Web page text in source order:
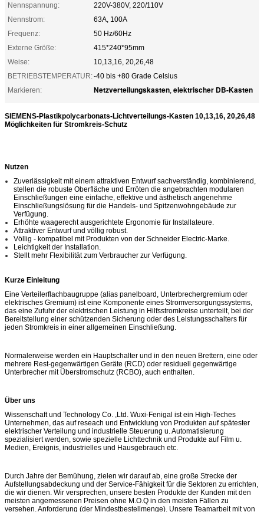
Nennspannung:
220V-380V, 220/110V
Nennstrom:
63A, 100A
Frequenz:
50 Hz/60Hz
Externe Größe:
415*240*95mm
Weise:
10,13,16, 20,26,48
BETRIEBSTEMPERATUR:-40 bis +80 Grade Celsius
Markieren:
Netzverteilungskasten, elektrischer DB-Kasten
SIEMENS-Plastikpolycarbonats-Lichtverteilungs-Kasten 10,13,16, 20,26,48
Möglichkeiten für Stromkreis-Schutz
Nutzen
Zuverlässigkeit mit einem attraktiven Entwurf sachverständig, kombinierend,
stellen die robuste Oberfläche und Erröten die angebrachten modularen
Einschließungen eine einfache, effektive und ästhetisch angenehme
Einschließungslösung für die Handels- und Spitzenwohngebäude zur
Verfügung.
Erhöhte waagerecht ausgerichtete Ergonomie für Installateure.
Attraktiver Entwurf und völlig robust.
Völlig - kompatibel mit Produkten von der Schneider Electric-Marke.
Leichtigkeit der Installation.
Stellt mehr Flexibilität zum Verbraucher zur Verfügung.
Kurze Einleitung
Eine Verteilerflachbaugruppe (alias panelboard, Unterbrechergremium oder
elektrisches Gremium) ist eine Komponente eines Stromversorgungssystems,
das eine Zufuhr der elektrischen Leistung in Hilfsstromkreise unterteilt, bei der
Bereitstellung einer schützenden Sicherung oder des Leistungsschalters für
jeden Stromkreis in einer allgemeinen Einschließung.
Normalerweise werden ein Hauptschalter und in den neuen Brettern, eine oder
mehrere Rest-gegenwärtigen Geräte (RCD) oder residuell gegenwärtige
Unterbrecher mit Überstromschutz (RCBO), auch enthalten.
Über uns
Wissenschaft und Technology Co. ,Ltd. Wuxi-Fenigal ist ein High-Teches
Unternehmen, das auf reseach und Entwicklung von Produkten auf spätester
elektrischer Verteilung und industrielle Steuerung u. Automatisierung
spezialisiert werden, sowie spezielle Lichttechnik und Produkte auf Film u.
Medien, Ereignis, industrielles und Hausgebrauch etc.
Durch Jahre der Bemühung, zielen wir darauf ab, eine große Strecke der
Aufstellungsabdeckung und der Service-Fähigkeit für die Sektoren zu errichten,
die wir dienen. Wir versprechen, unsere besten Produkte der Kunden mit den
meisten angemessenen Preisen ohne M.O.Q in den meisten Fällen zu
versehen. Anforderung (der Mindestbestellmenge). Unsere Teamarbeit mit von